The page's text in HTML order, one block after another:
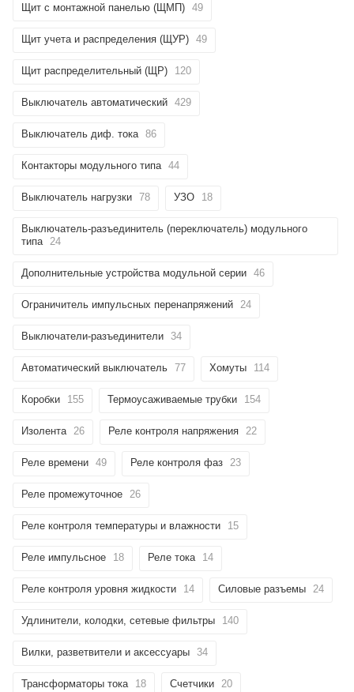
Щит с монтажной панелью (ЩМП) 49
Щит учета и распределения (ЩУР) 49
Щит распределительный (ЩР) 120
Выключатель автоматический 429
Выключатель диф. тока 86
Контакторы модульного типа 44
Выключатель нагрузки 78 УЗО 18
Выключатель-разъединитель (переключатель) модульного
типа 24
Дополнительные устройства модульной серии 46
Ограничитель импульсных перенапряжений 24
Выключатели-разъединители 34
Автоматический выключатель 77 Хомуты 114
Коробки 155 Термоусаживаемые трубки 154
Изолента 26 Реле контроля напряжения 22
Реле времени 49 Реле контроля фаз 23
Реле промежуточное 26
Реле контроля температуры и влажности 15
Реле импульсное 18 Реле тока 14
Реле контроля уровня жидкости 14 Силовые разъемы 24
Удлинители, колодки, сетевые фильтры 140
Вилки, разветвители и аксессуары 34
Трансформаторы тока 18 Счетчики 20